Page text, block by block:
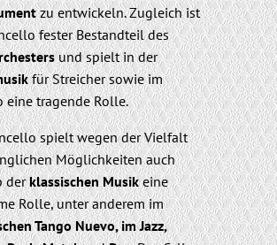
zu entwickeln. Zugleich ist
fester Bestandteil des
und spielt in der
für Streicher sowie im
eine tragende Rolle.
spielt wegen der Vielfalt
Möglichkeiten auch
derklassischen Musikeine
Rolle, unter anderem im
Tango Nuevo, im Jazz,